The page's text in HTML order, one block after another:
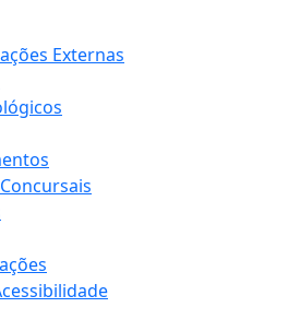
Externas